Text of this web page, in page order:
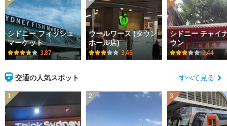
シドニー フィッシュ
マーケット
3.87
ウールワース (タウン
ホール店)
3.46
シドニー チャイ
ウン
3.44
交通の人気スポット すべて見る
1 2 3